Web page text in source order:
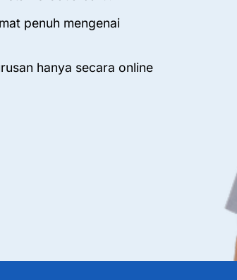
penuh mengenai
hanya secara online